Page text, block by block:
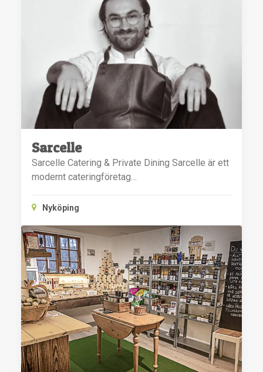
Sarcelle
Sarcelle Catering & Private Dining Sarcelle är ett
modernt cateringföretag…
Nyköping